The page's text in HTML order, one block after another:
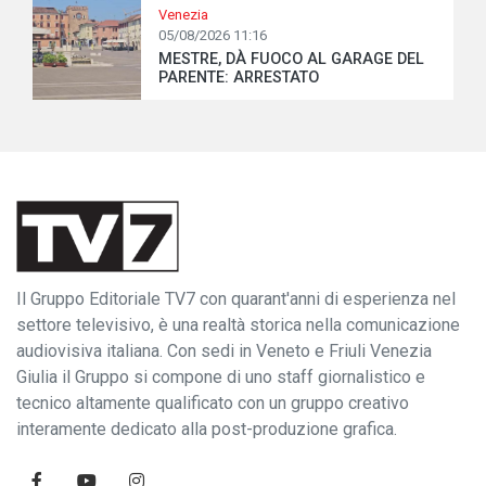
Venezia
05/08/2026 11:16
MESTRE, DÀ FUOCO AL GARAGE DEL
PARENTE: ARRESTATO
Il Gruppo Editoriale TV7 con quarant'anni di esperienza nel
settore televisivo, è una realtà storica nella comunicazione
audiovisiva italiana. Con sedi in Veneto e Friuli Venezia
Giulia il Gruppo si compone di uno staff giornalistico e
tecnico altamente qualificato con un gruppo creativo
interamente dedicato alla post-produzione grafica.